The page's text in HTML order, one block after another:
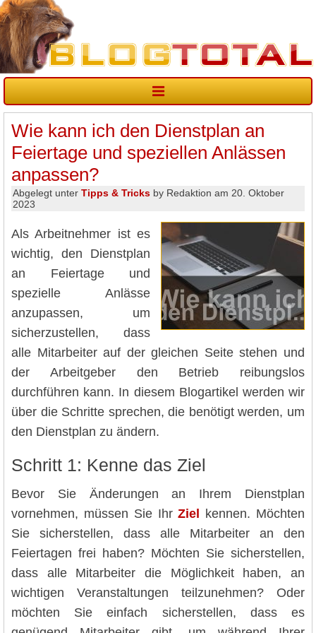
Wie kann ich den Dienstplan an
Feiertage und speziellen Anlässen
anpassen?
Abgelegt unter Tipps & Tricks by Redaktion am 20. Oktober
2023
Als Arbeitnehmer ist es
wichtig, den Dienstplan
an Feiertage und
spezielle Anlässe
anzupassen, um
sicherzustellen, dass
alle Mitarbeiter auf der gleichen Seite stehen und
der Arbeitgeber den Betrieb reibungslos
durchführen kann. In diesem Blogartikel werden wir
über die Schritte sprechen, die benötigt werden, um
den Dienstplan zu ändern.
Schritt 1: Kenne das Ziel
Bevor Sie Änderungen an Ihrem Dienstplan
vornehmen, müssen Sie IhrZiel
kennen. Möchten
Sie sicherstellen, dass alle Mitarbeiter an den
Feiertagen frei haben? Möchten Sie sicherstellen,
dass alle Mitarbeiter die Möglichkeit haben, an
wichtigen Veranstaltungen teilzunehmen? Oder
möchten Sie einfach sicherstellen, dass es